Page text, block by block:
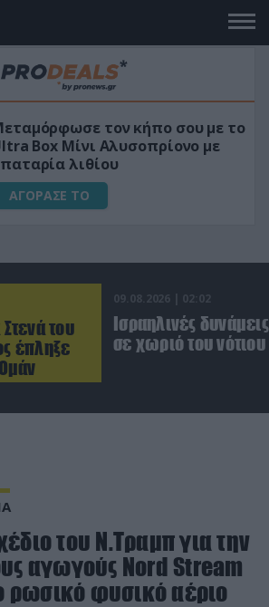
τον κήπο σου με το
Box Μίνι Αλυσοπρίονο με
λιθίου
ΑΓΟΡΑΣΕ ΤΟ
του
έπληξε
09.08.2026 | 02:02
Ισραηλινές
σε χωριό του
του Ν.Τραμπ για την
αγωγούς Nord Stream
ρωσικό φυσικό αέριο